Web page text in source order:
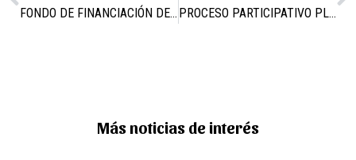
FONDO DE FINANCIACIÓN DE LAS CORPORACIONES LOCALES DE LA CARM. PROCESO PARTICIPATIVO PLAN DE OBRAS Y SERVICIOS 2017
Más noticias de interés